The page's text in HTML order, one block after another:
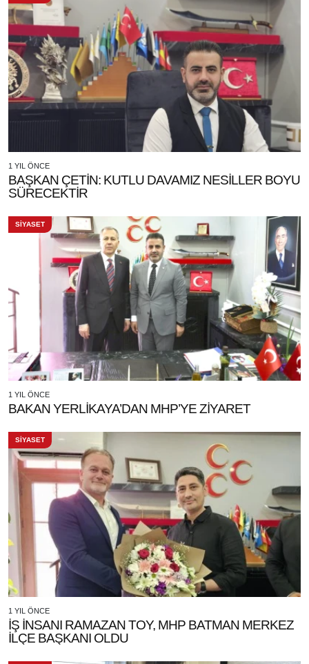
1 YIL ÖNCE
BAŞKAN ÇETİN: KUTLU DAVAMIZ NESİLLER BOYU
SÜRECEKTİR
SİYASET
1 YIL ÖNCE
BAKAN YERLİKAYA’DAN MHP’YE ZİYARET
SİYASET
1 YIL ÖNCE
İŞ İNSANI RAMAZAN TOY, MHP BATMAN MERKEZ
İLÇE BAŞKANI OLDU